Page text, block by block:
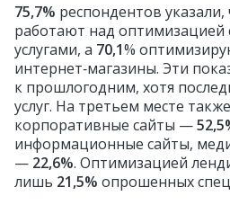
75,7% респондентов
работают над оптимизацией
услугами, а 70,1%
интернет‑магазины. Эти
к прошлогодним, хотя
услуг. На третьем месте
корпоративные сайты —
информационные сайты,
— 22,6%. Оптимизацией
лишь 21,5% опрошенных